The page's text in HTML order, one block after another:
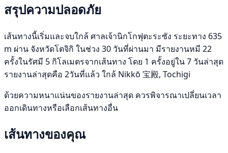
สรุปความปลอดภัย
เส้นทางนี้เริ่มและจบใกล้ ศาลเจ้านิกโกฟุตะระซัง ระยะทาง 635
m ผ่าน จังหวัดโตจิกิ ในช่วง 30 วันที่ผ่านมา มีรายงานหมี 22
ครั้งในรัศมี 5 กิโลเมตรจากเส้นทาง โดย 1 ครั้งอยู่ใน 7 วันล่าสุด
รายงานล่าสุดคือ 2วันที่แล้ว ใกล้ Nikkō 宝殿, Tochigi
ด้วยความหนาแน่นของรายงานล่าสุด ควรพิจารณาเปลี่ยนเวลา
ออกเดินทางหรือเลือกเส้นทางอื่น
เส้นทางของคุณ